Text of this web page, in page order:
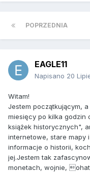
POPRZEDNIA
EAGLE11
Napisano 20
Witam!
Jestem początkującym,
miesięcy po kilka godzin
książek historycznych",
internetowe, stare mapy
informacje o historii,
jej.Jestem tak
monetach, wojnie,